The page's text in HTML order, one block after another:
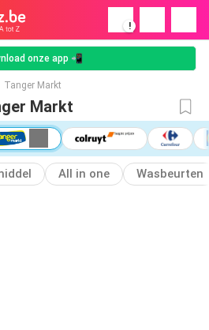
!
onze app 📲
Tanger Markt
Markt
All in one Wasbeurten